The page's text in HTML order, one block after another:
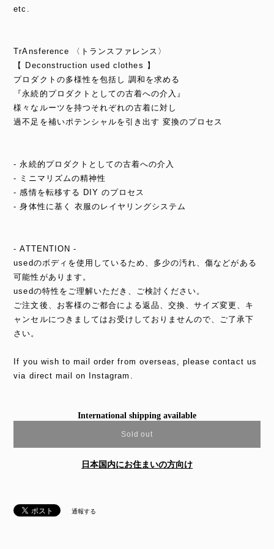
etc.
TrAnsference 〈トランスファレンス〉
【 Deconstruction used clothes 】
プロダクトの多様性を包括し 調和を求める
『永続的プロダクトとしての古着への介入』
様々なルーツを持つそれぞれの古着に対し
過不足を補いポテンシャルを引き出す 変換のプロセス
- 永続的プロダクトとしての古着への介入
- ミニマリズムの精神性
- 感情を転移する DIY のプロセス
- 身体性に基く 衣服のレイヤリングシステム
- ATTENTION -
usedのボディを使用しているため、多少の汚れ、傷などがある
可能性があります。
usedの特性をご理解いただき、ご検討ください。
ご注文後、お客様のご都合による返品、交換、サイズ変更、キ
ャンセルにつきましてはお受けしておりませんので、ご了承下
さい。
If you wish to mail order from overseas, please contact us
via direct mail on Instagram.
International shipping available
Sold out
日本国内にお住まいの方向け
通報する